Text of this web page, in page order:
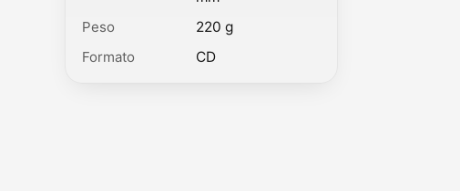
Peso
220 g
Formato
CD